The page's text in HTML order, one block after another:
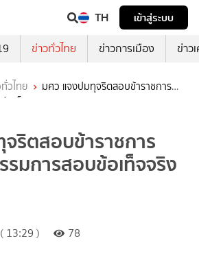
TH
เข้าสู่ระบบ
ข่าวทั่วไทย ข่าวการเมือง ข่าว
วไทย
มศว แจงปมทุจริตสอบข้าราชการ
เท็จจริง
ริตสอบข้าราชการ
มการสอบข้อเท็จจริง
13:29 )
78